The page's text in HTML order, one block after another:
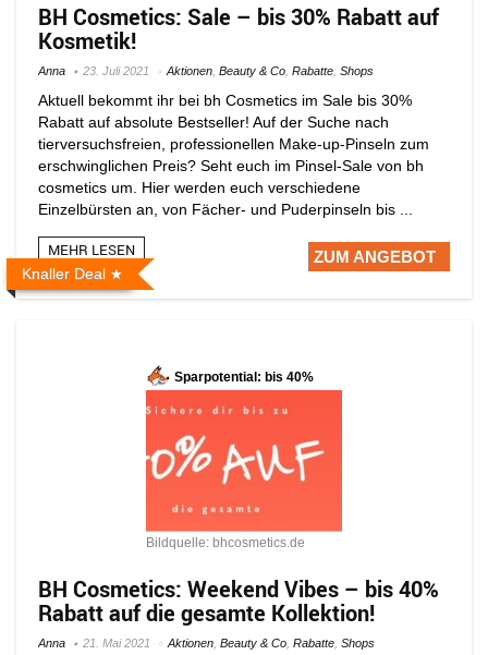
Knaller Deal
BH Cosmetics: Sale – bis 30% Rabatt auf
Kosmetik!
Anna 23. Juli 2021 Aktionen Beauty & Co Rabatte Shops
Aktuell bekommt ihr bei bh Cosmetics im Sale bis 30%
Rabatt auf absolute Bestseller! Auf der Suche nach
tierversuchsfreien, professionellen Make-up-Pinseln zum
erschwinglichen Preis? Seht euch im Pinsel-Sale von bh
cosmetics um. Hier werden euch verschiedene
Einzelbürsten an, von Fächer- und Puderpinseln bis ...
MEHR LESEN ZUM ANGEBOT
Sparpotential: bis 40%
Bildquelle: bhcosmetics.de
BH Cosmetics: Weekend Vibes – bis 40%
Rabatt auf die gesamte Kollektion!
Anna 21. Mai 2021 Aktionen Beauty & Co Rabatte Shops